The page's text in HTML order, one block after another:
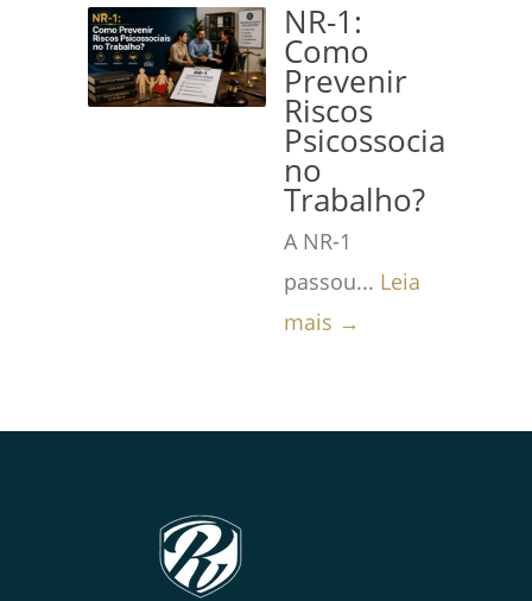
NR-1:
Como
Prevenir
Riscos
Psicossociais
no
Trabalho?
A NR-1
passou... Leia
mais →